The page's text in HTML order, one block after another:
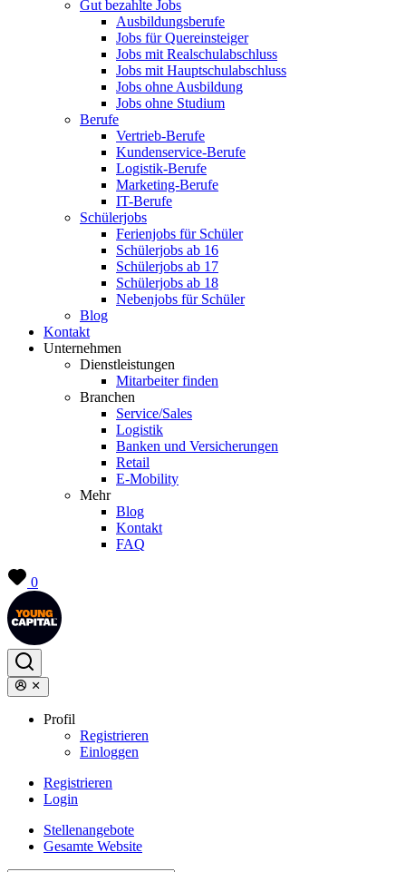
Gut bezahlte Jobs
Ausbildungsberufe
Jobs für Quereinsteiger
Jobs mit Realschulabschluss
Jobs mit Hauptschulabschluss
Jobs ohne Ausbildung
Jobs ohne Studium
Berufe
Vertrieb-Berufe
Kundenservice-Berufe
Logistik-Berufe
Marketing-Berufe
IT-Berufe
Schülerjobs
Ferienjobs für Schüler
Schülerjobs ab 16
Schülerjobs ab 17
Schülerjobs ab 18
Nebenjobs für Schüler
Blog
Kontakt
Unternehmen
Dienstleistungen
Mitarbeiter finden
Branchen
Service/Sales
Logistik
Banken und Versicherungen
Retail
E-Mobility
Mehr
Blog
Kontakt
FAQ
0
Profil
Registrieren
Einloggen
Registrieren
Login
Stellenangebote
Gesamte Website